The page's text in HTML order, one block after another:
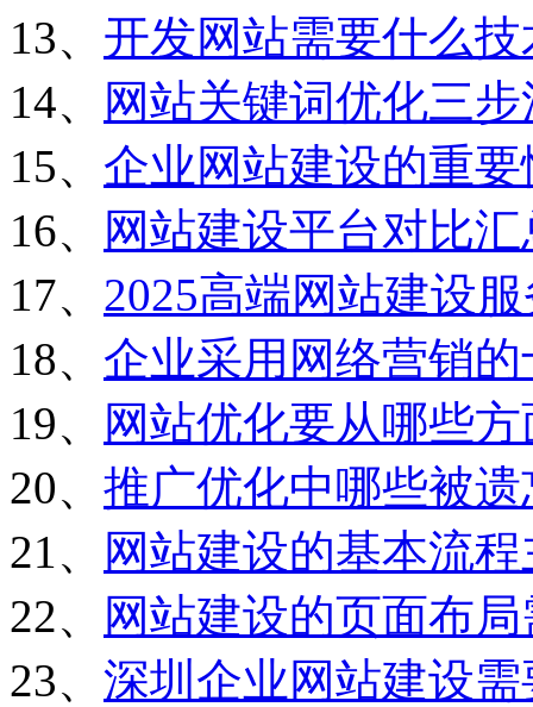
13、 开发网站需要什么技
14、
网站关键词优化三步
15、 企业网站建设的重要
16、
网站建设平台对比汇
17、 2025高端网站建设
18、 企业采用网络营销
19、
网站优化要从哪些
20、 推广优化中哪些被
21、
网站建设的基本流
22、
网站建设的页面布
23、 深圳企业网站建设